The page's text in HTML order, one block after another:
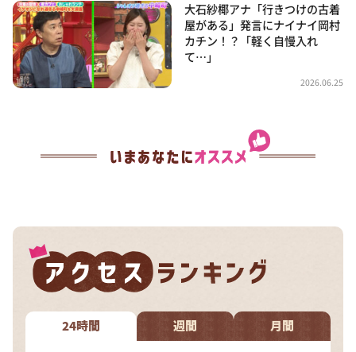
大石紗椰アナ「行きつけの古着
屋がある」発言にナイナイ岡村
カチン！？「軽く自慢入れ
て…」
2026.06.25
24時間 週間 月間